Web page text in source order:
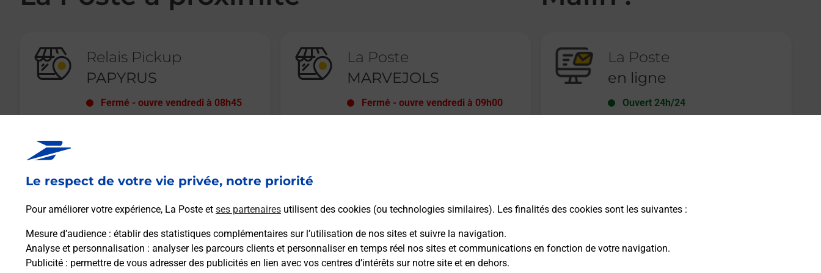
Le respect de votre vie privée, notre priorité
Pour améliorer votre expérience, La Poste et ses partenaires utilisent des cookies (ou technologies similaires). Les finalités des cookies sont les suivantes :
Mesure d’audience : établir des statistiques complémentaires sur l’utilisation de nos sites et suivre la navigation.
Analyse et personnalisation : analyser les parcours clients et personnaliser en temps réel nos sites et communications en fonction de votre navigation.
Publicité : permettre de vous adresser des publicités en lien avec vos centres d’intérêts sur notre site et en dehors.
Relais Pickup
PAPYRUS
Fermé -ouvre vendredi à 08h45
En savoir plus
La Poste
MARVEJOLS
Fermé - ouvre vendredi à 09h00
La Poste
en ligne
Ouvert 24h/24